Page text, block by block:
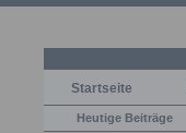
Startseite
Heutige Beiträge